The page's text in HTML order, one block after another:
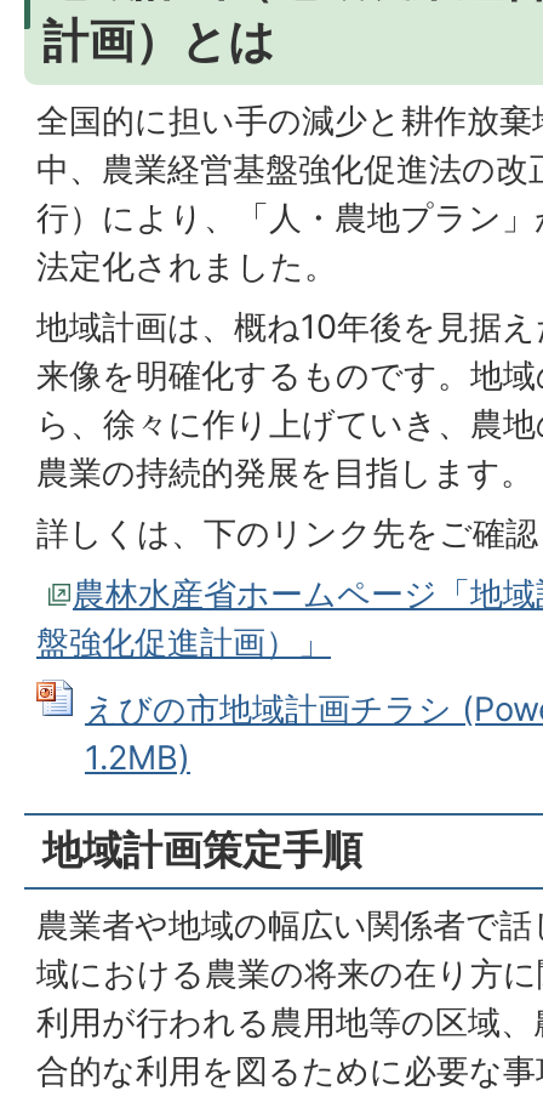
計画）とは
全国的に担い手の減少と耕作放
中、農業経営基盤強化促進法の
行）により、「人・農地プラン
法定化されました。
地域計画は、概ね10年後を見据
来像を明確化するものです。地
ら、徐々に作り上げていき、農
農業の持続的発展を目指します。
詳しくは、下のリンク先をご確
農林水産省ホームページ「地
盤強化促進計画）」
えびの市地域計画チラシ
1.2MB)
地域計画策定手順
農業者や地域の幅広い関係者で
域における農業の将来の在り方
利用が行われる農用地等の区域
合的な利用を図るために必要な